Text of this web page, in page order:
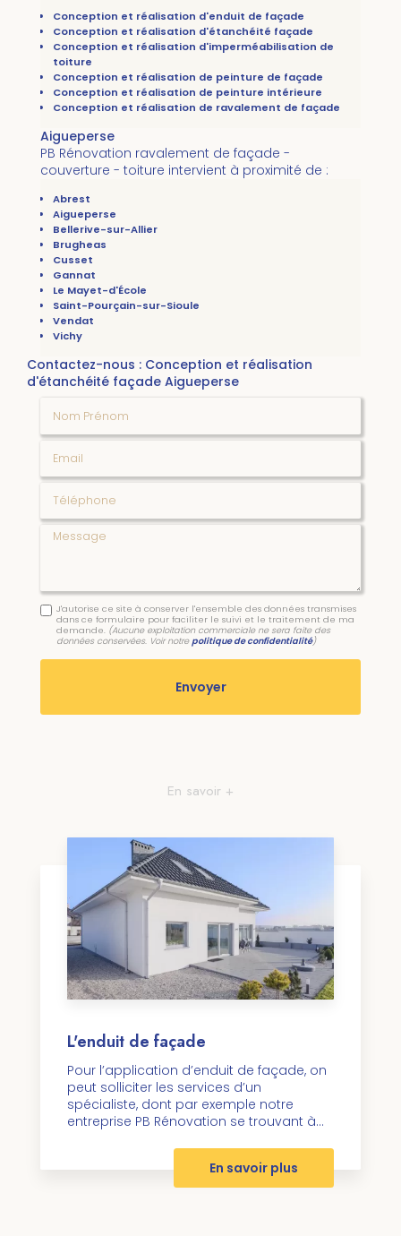
Conception et réalisation d'enduit de façade
Conception et réalisation d'étanchéité façade
Conception et réalisation d'imperméabilisation de
toiture
Conception et réalisation de peinture de façade
Conception et réalisation de peinture intérieure
Conception et réalisation de ravalement de façade
Aigueperse
PB Rénovation ravalement de façade -
couverture - toiture intervient à proximité de :
Abrest
Aigueperse
Bellerive-sur-Allier
Brugheas
Cusset
Gannat
Le Mayet-d'École
Saint-Pourçain-sur-Sioule
Vendat
Vichy
Contactez-nous : Conception et réalisation
d'étanchéité façade Aigueperse
Message
J'autorise ce site à conserver l'ensemble des données transmises
dans ce formulaire pour faciliter le suivi et le traitement de ma
demande. (Aucune exploitation commerciale ne sera faite des
données conservées. Voir notrepolitique de confidentialité)
En savoir +
L'enduit de façade
Pour l’application d’enduit de façade, on
peut solliciter les services d’un
spécialiste, dont par exemple notre
entreprise PB Rénovation se trouvant à...
En savoir plus